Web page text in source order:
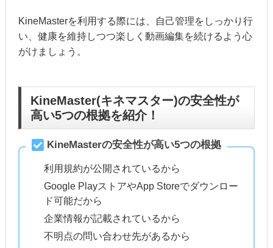
KineMasterを利用する際には、自己管理をしっかり行
い、健康を維持しつつ楽しく動画編集を続けるよう心
がけましょう。
KineMaster(キネマスター)の安全性が
高い5つの根拠を紹介！
KineMasterの安全性が高い5つの根拠
利用規約が公開されているから
Google PlayストアやApp Storeでダウンロー
ド可能だから
企業情報が記載されているから
不明点の問い合わせ先があるから